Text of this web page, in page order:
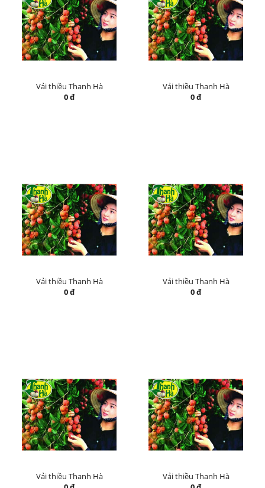
Vải thiều Thanh Hà
0 đ
Vải thiều Thanh Hà
0 đ
Vải thiều Thanh Hà
0 đ
Vải thiều Thanh Hà
0 đ
Vải thiều Thanh Hà
Vải thiều Thanh Hà